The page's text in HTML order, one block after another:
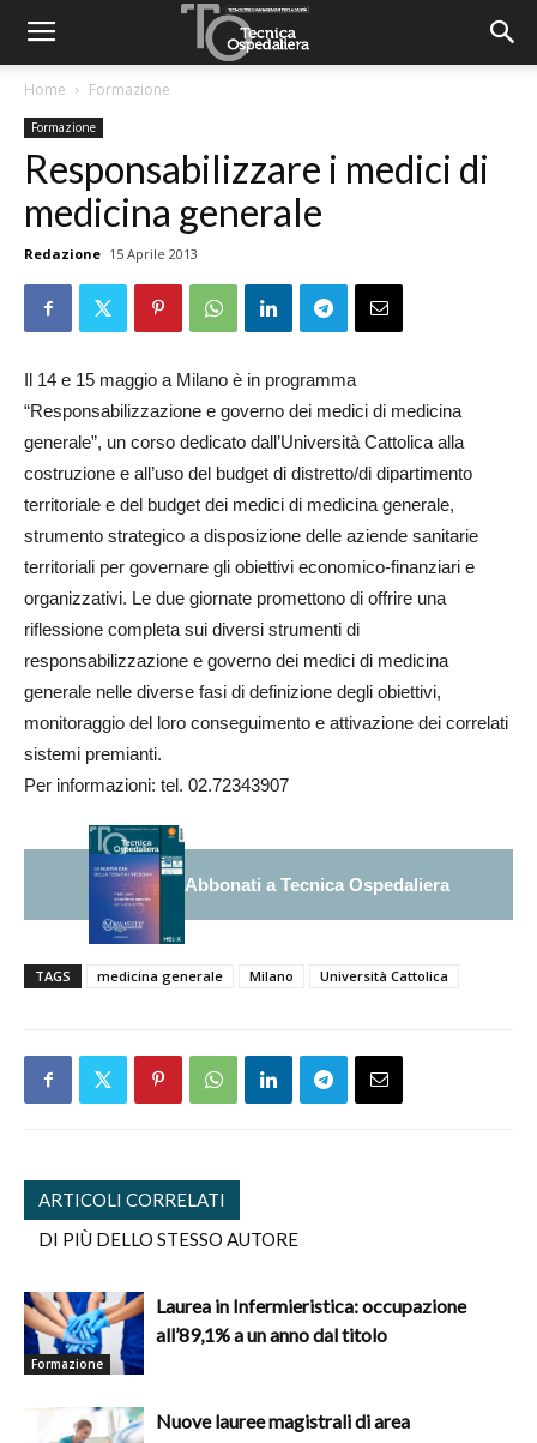
Home Formazione
Formazione
Responsabilizzare i medici di
medicina generale
Redazione 15 Aprile 2013
Il 14 e 15 maggio a Milano è in programma
“Responsabilizzazione e governo dei medici di medicina
generale”, un corso dedicato dall’Università Cattolica alla
costruzione e all’uso del budget di distretto/di dipartimento
territoriale e del budget dei medici di medicina generale,
strumento strategico a disposizione delle aziende sanitarie
territoriali per governare gli obiettivi economico-finanziari e
organizzativi. Le due giornate promettono di offrire una
riflessione completa sui diversi strumenti di
responsabilizzazione e governo dei medici di medicina
generale nelle diverse fasi di definizione degli obiettivi,
monitoraggio del loro conseguimento e attivazione dei correlati
sistemi premianti.
Per informazioni: tel. 02.72343907
Abbonati a Tecnica Ospedaliera
TAGS medicina generale Milano Università Cattolica
ARTICOLI CORRELATI
DI PIÙ DELLO STESSO AUTORE
Formazione
Laurea in Infermieristica: occupazione
all’89,1% a un anno dal titolo
Nuove lauree magistrali di area